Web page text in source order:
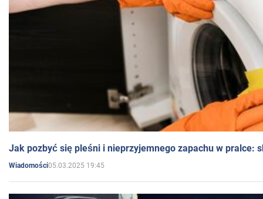
Jak pozbyć się pleśni i nieprzyjemnego zapachu w pralce:
Wiadomości05.03.2025 19:45